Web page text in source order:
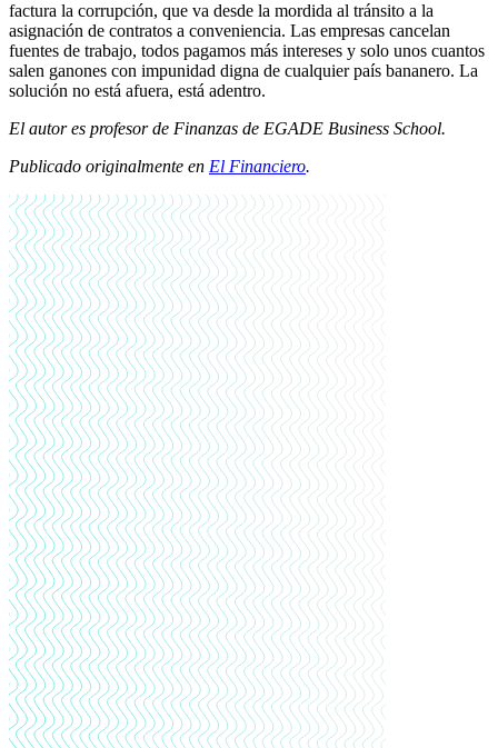
factura la corrupción, que va desde la mordida al tránsito a la
asignación de contratos a conveniencia. Las empresas cancelan
fuentes de trabajo, todos pagamos más intereses y solo unos cuantos
salen ganones con impunidad digna de cualquier país bananero. La
solución no está afuera, está adentro.
El autor es profesor de Finanzas de EGADE Business School.
Publicado originalmente en El Financiero.